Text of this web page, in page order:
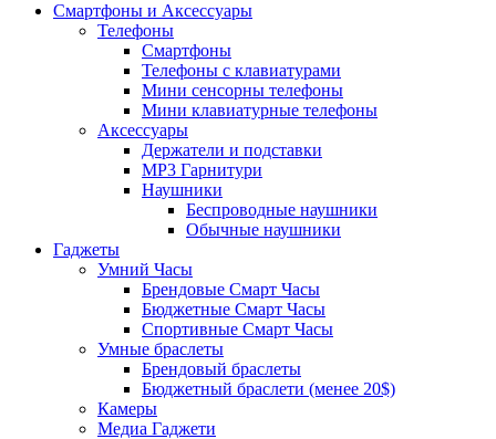
Смартфоны и Аксессуары
Телефоны
Смартфоны
Телефоны с клавиатурами
Мини сенсорны телефоны
Мини клавиатурные телефоны
Аксессуары
Держатели и подставки
MP3 Гарнитури
Наушники
Беспроводные наушники
Обычные наушники
Гаджеты
Умний Часы
Брендовые Смарт Часы
Бюджетные Смарт Часы
Спортивные Смарт Часы
Умные браслеты
Брендовый браслеты
Бюджетный браслети (менее 20$)
Камеры
Медиа Гаджети